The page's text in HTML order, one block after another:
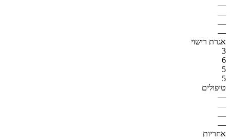
—
—
—
—
אגרת רישוי
3
6
5
5
טיפולים
—
—
—
—
אחריות